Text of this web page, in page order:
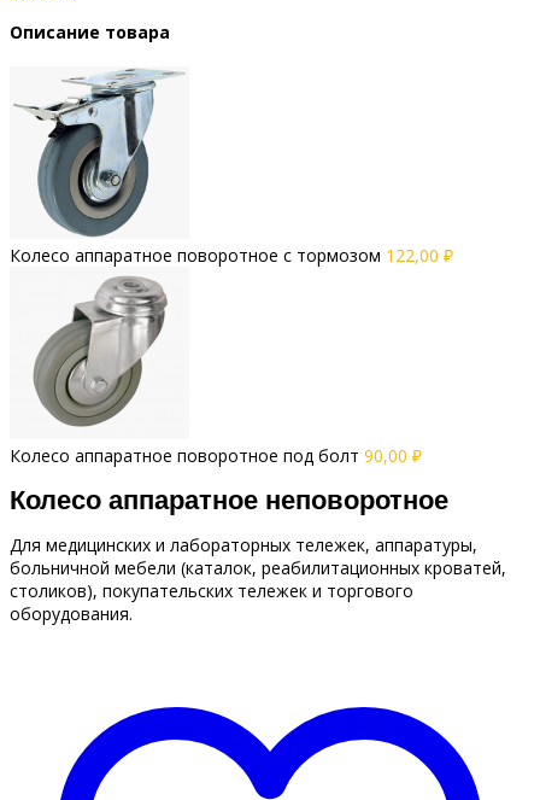
Описание товара
Колесо аппаратное поворотное с тормозом 122,00 ₽
Колесо аппаратное поворотное под болт 90,00 ₽
Колесо аппаратное неповоротное
Для медицинских и лабораторных тележек, аппаратуры,
больничной мебели (каталок, реабилитационных кроватей,
столиков), покупательских тележек и торгового
оборудования.